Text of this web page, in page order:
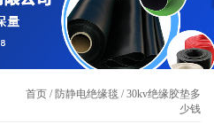
首页 /防静电绝缘毯 /30kv绝缘胶垫多
少钱